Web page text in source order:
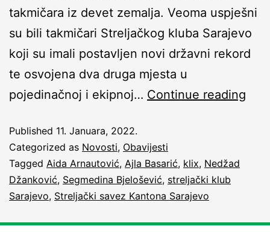
takmičara iz devet zemalja. Veoma uspješni
su bili takmičari Streljačkog kluba Sarajevo
koji su imali postavljen novi državni rekord
te osvojena dva druga mjesta u
pojedinačnoj i ekipnoj… Continue reading
Published 11. Januara, 2022.
Categorized as Novosti, Obavijesti
Tagged Aida Arnautović, Ajla Basarić, klix, Nedžad
Džanković, Segmedina Bjelošević, streljački klub
Sarajevo, Streljački savez Kantona Sarajevo